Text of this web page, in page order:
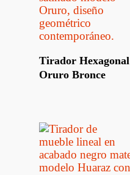
Leer Más
Tirador Hexagonal
Oruro Bronce